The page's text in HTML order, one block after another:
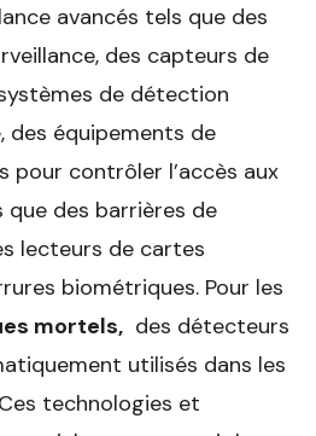
avancés tels que des
des capteurs de
de détection
des équipements de
pour contrôler l’accès aux
que des barrières de
lecteurs de cartes
biométriques. Pour les
mortels, des détecteurs
utilisés dans les
technologies et